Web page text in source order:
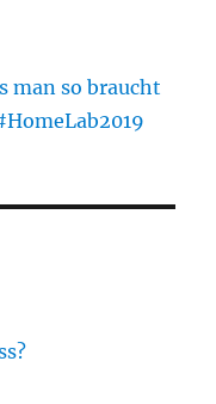
man so braucht